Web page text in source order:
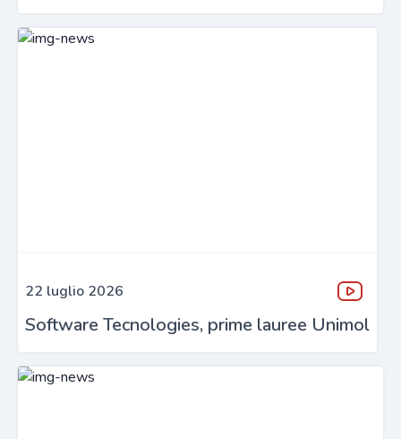
22 luglio 2026
Software Tecnologies, prime lauree Unimol